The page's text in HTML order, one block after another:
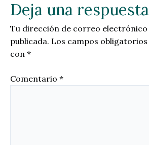
Deja una respuesta
Tu dirección de correo electrónico
publicada. Los campos
con *
Comentario *